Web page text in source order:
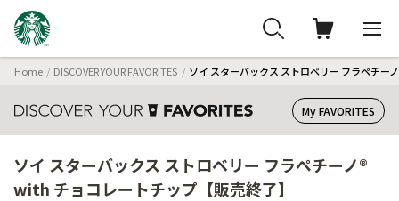
Home DISCOVER YOUR FAVORITES ソイ スターバックス ストロベリー フラペチー
My FAVORITES
ソイ スターバックス ストロベリー フラペチーノ®
with チョコレートチップ【販売終了】